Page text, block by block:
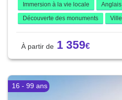
Immersion à la vie locale
Anglais
Découverte des monuments
Ville
1 359
16 - 99 ans